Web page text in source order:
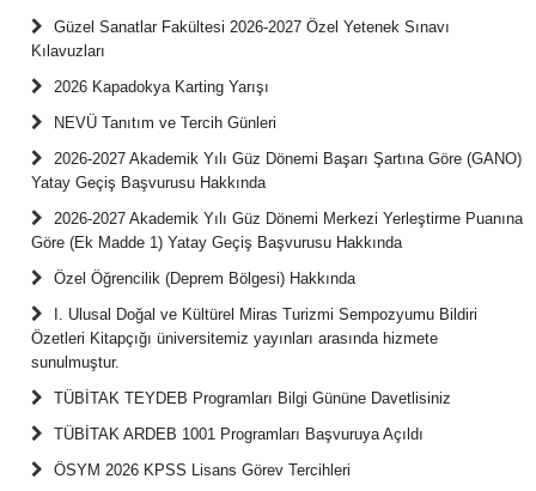
Güzel Sanatlar Fakültesi 2026-2027 Özel Yetenek Sınavı
Kılavuzları
2026 Kapadokya Karting Yarışı
NEVÜ Tanıtım ve Tercih Günleri
2026-2027 Akademik Yılı Güz Dönemi Başarı Şartına Göre (GANO)
Yatay Geçiş Başvurusu Hakkında
2026-2027 Akademik Yılı Güz Dönemi Merkezi Yerleştirme Puanına
Göre (Ek Madde 1) Yatay Geçiş Başvurusu Hakkında
Özel Öğrencilik (Deprem Bölgesi) Hakkında
I. Ulusal Doğal ve Kültürel Miras Turizmi Sempozyumu Bildiri
Özetleri Kitapçığı üniversitemiz yayınları arasında hizmete
sunulmuştur.
TÜBİTAK TEYDEB Programları Bilgi Gününe Davetlisiniz
TÜBİTAK ARDEB 1001 Programları Başvuruya Açıldı
ÖSYM 2026 KPSS Lisans Görev Tercihleri